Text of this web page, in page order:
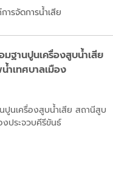
ารจัดการน้ำเสีย
ฐานปูนเครื่องสูบน้ำเสีย
ำเทศบาลเมือง
ปูนเครื่องสูบน้ำเสีย สถานีสูบ
งประจวบคีรีขันธ์